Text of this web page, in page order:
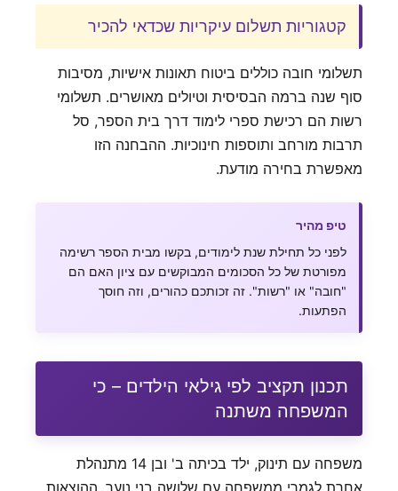
קטגוריות תשלום עיקריות שכדאי להכיר
תשלומי חובה כוללים ביטוח תאונות אישיות, מסיבות
סוף שנה ברמה הבסיסית וטיולים מאושרים. תשלומי
רשות הם רכישת ספרי לימוד דרך בית הספר, סל
תרבות מורחב ותוספות חינוכיות. ההבחנה הזו
מאפשרת בחירה מודעת.
טיפ מהיר
לפני כל תחילת שנת לימודים, בקשו מבית הספר רשימה
מפורטת של כל הסכומים המבוקשים עם ציון האם הם
"חובה" או "רשות". זה זכותכם כהורים, וזה חוסך
הפתעות.
תכנון תקציב לפי גילאי הילדים – כי
המשפחה משתנה
משפחה עם תינוק, ילד בכיתה ב' ובן 14 מתנהלת